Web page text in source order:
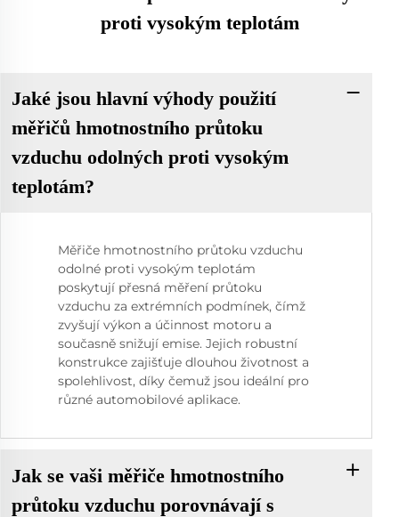
proti vysokým teplotám
Jaké jsou hlavní výhody použití
měřičů hmotnostního průtoku
vzduchu odolných proti vysokým
teplotám?
Měřiče hmotnostního průtoku vzduchu
odolné proti vysokým teplotám
poskytují přesná měření průtoku
vzduchu za extrémních podmínek, čímž
zvyšují výkon a účinnost motoru a
současně snižují emise. Jejich robustní
konstrukce zajišťuje dlouhou životnost a
spolehlivost, díky čemuž jsou ideální pro
různé automobilové aplikace.
Jak se vaši měřiče hmotnostního
průtoku vzduchu porovnávají s